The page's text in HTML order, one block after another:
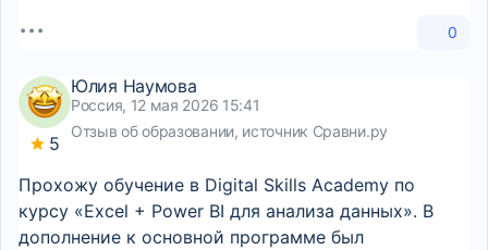
0
5
Юлия Наумова
Россия, 12 мая 2026 15:41
Отзыв об образовании, источник Сравни.ру
Прохожу обучение в Digital Skills Academy по
курсу «Excel + Power BI для анализа данных». В
дополнение к основной программе был